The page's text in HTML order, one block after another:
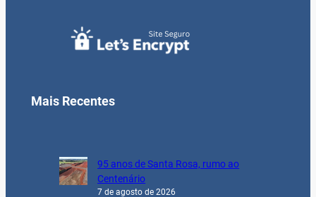
Mais Recentes
95 anos de Santa Rosa, rumo ao
Centenário
7 de agosto de 2026